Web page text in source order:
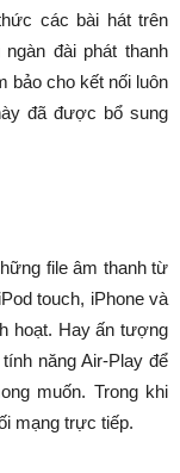
các bài hát trên
đài phát thanh
bảo cho kết nối luôn
đã được bổ sung
file âm thanh từ
touch, iPhone và
hoạt. Hay ấn tượng
năng Air-Play để
muốn. Trong khi
mạng trực tiếp.